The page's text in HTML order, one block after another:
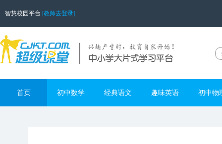
智慧校园平台 [教师去登录]
首页 初中数学 经典语文 趣味英语 初中物